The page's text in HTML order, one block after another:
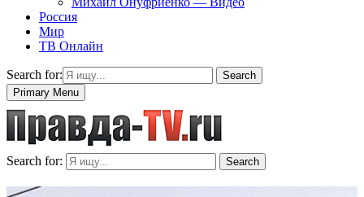
Россия
Мир
ТВ Онлайн
Search for:
Search
Primary Menu
Search for: Search